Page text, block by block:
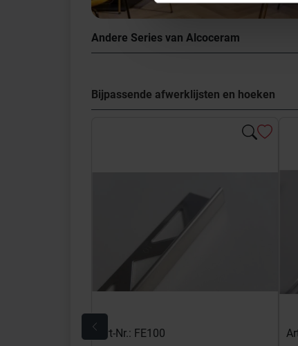
Andere Series van Alcoceram
Bijpassende afwerklijsten en hoeken
Art-Nr.: FE100